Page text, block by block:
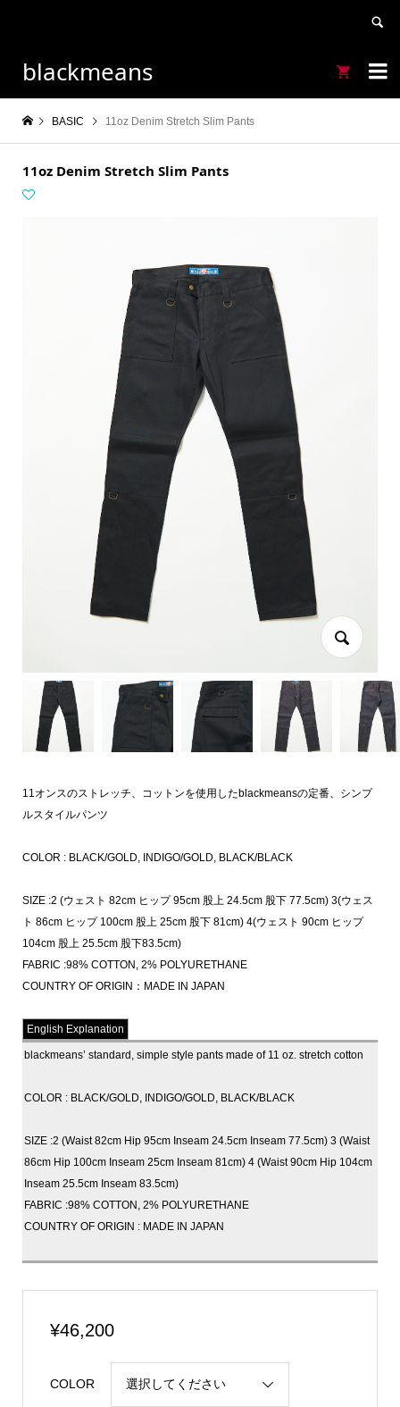

blackmeans 
BASIC 11oz Denim Stretch Slim Pants
11oz Denim Stretch Slim Pants
11オンスのストレッチ、コットンを使用したblackmeansの定番、シンプ
ルスタイルパンツ
COLOR : BLACK/GOLD, INDIGO/GOLD, BLACK/BLACK
SIZE :2 (ウェスト 82cm ヒップ 95cm 股上 24.5cm 股下 77.5cm) 3(ウェス
ト 86cm ヒップ 100cm 股上 25cm 股下 81cm) 4(ウェスト 90cm ヒップ
104cm 股上 25.5cm 股下83.5cm)
FABRIC :98% COTTON, 2% POLYURETHANE
COUNTRY OF ORIGIN：MADE IN JAPAN
English Explanation
blackmeans’ standard, simple style pants made of 11 oz. stretch cotton
COLOR : BLACK/GOLD, INDIGO/GOLD, BLACK/BLACK
SIZE :2 (Waist 82cm Hip 95cm Inseam 24.5cm Inseam 77.5cm) 3 (Waist
86cm Hip 100cm Inseam 25cm Inseam 81cm) 4 (Waist 90cm Hip 104cm
Inseam 25.5cm Inseam 83.5cm)
FABRIC :98% COTTON, 2% POLYURETHANE
COUNTRY OF ORIGIN : MADE IN JAPAN
¥46,200
COLOR